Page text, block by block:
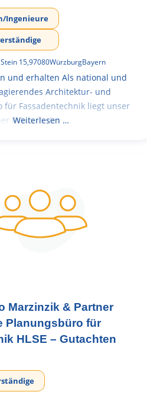
Ingenieure
15,97080WürzburgBayern
und erhalten Als national und
Architektur- und
für Fassadentechnik liegt unser
Fokus in der
Weiterlesen …
Marzinzik & Partner
Planungsbüro für
HLSE – Gutachten